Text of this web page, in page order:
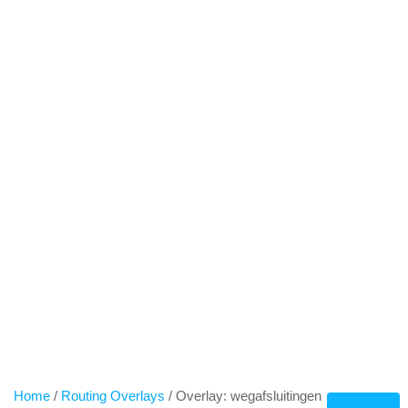
Home / Routing Overlays / Overlay: wegafsluitingen